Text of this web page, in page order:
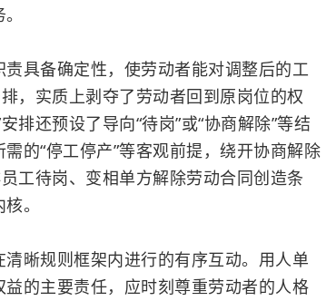
具备确定性，使劳动者能对调整后的工
，实质上剥夺了劳动者回到原岗位的权
排还预设了导向“待岗”或“协商解除”等结
的“停工停产”等客观前提，绕开协商解除
工待岗、变相单方解除劳动合同创造条
。
晰规则框架内进行的有序互动。用人单
的主要责任，应时刻尊重劳动者的人格